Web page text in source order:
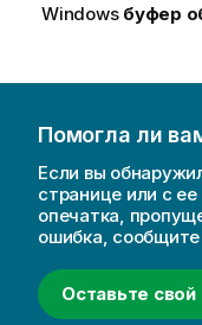
Windows буфер
Помогла ли
Если вы
странице или с
опечатка,
ошибка,
Оставьте